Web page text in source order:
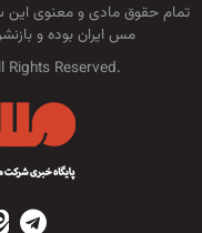
تمام حقوق مادی و معنوی این
مس ایران بوده و
Reserved.